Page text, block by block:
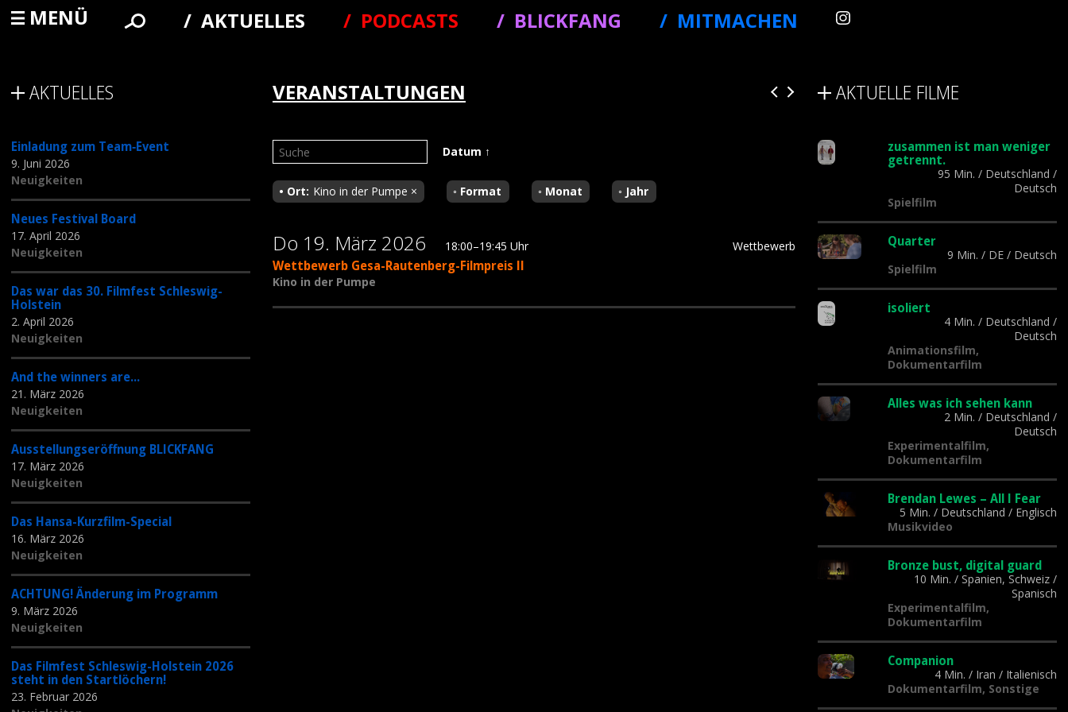
MENÜ AKTUELLES PODCASTS BLICKFANG MITMACHEN
AKTUELLES
Einladung zum Team‑Event
9. Juni 2026
Neuigkeiten
Neues Festival Board
17. April 2026
Neuigkeiten
Das war das 30. Filmfest Schleswig-
Holstein
2. April 2026
Neuigkeiten
And the winners are...
21. März 2026
Neuigkeiten
Ausstellungseröffnung BLICKFANG
17. März 2026
Neuigkeiten
Das Hansa-Kurzfilm-Special
16. März 2026
Neuigkeiten
ACHTUNG! Änderung im Programm
9. März 2026
Neuigkeiten
Das Filmfest Schleswig-Holstein 2026
steht in den Startlöchern!
23. Februar 2026
VERANSTALTUNGEN
Datum ↑
Ort Kino in der Pumpe × Format Monat Jahr
Wettbewerb Gesa-Rautenberg-Filmpreis II
Do 19. März 2026 18:00–19:45 Uhr Wettbewerb
Kino in der Pumpe
AKTUELLE FILME
zusammen ist man weniger
getrennt.
95 Min. / Deutschland /
Deutsch
Spielfilm
Quarter
9 Min. / DE / Deutsch
Spielfilm
isoliert
4 Min. / Deutschland /
Deutsch
Animationsfilm,
Dokumentarfilm
Alles was ich sehen kann
2 Min. / Deutschland /
Deutsch
Experimentalfilm,
Dokumentarfilm
Brendan Lewes – All I Fear
5 Min. / Deutschland / Englisch
Musikvideo
Bronze bust, digital guard
10 Min. / Spanien, Schweiz /
Spanisch
Experimentalfilm,
Dokumentarfilm
Companion
4 Min. / Iran / Italienisch
Dokumentarfilm, Sonstige